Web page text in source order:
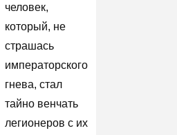
человек,
который, не
страшась
императорского
гнева, стал
тайно венчать
легионеров с их